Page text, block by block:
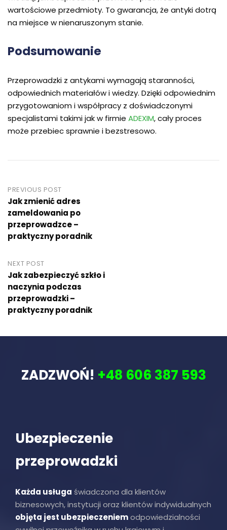
wartościowe przedmioty. To gwarancja, że antyki dotrą
na miejsce w nienaruszonym stanie.
Podsumowanie
Przeprowadzki z antykami wymagają staranności,
odpowiednich materiałów i wiedzy. Dzięki odpowiednim
przygotowaniom i współpracy z doświadczonymi
specjalistami takimi jak w firmie ADEXIM, cały proces
może przebiec sprawnie i bezstresowo.
Post
navigation
PREVIOUS POST
Jak zmienić adres
zameldowania po
przeprowadzce –
praktyczny poradnik
NEXT POST
Jak zabezpieczyć szkło i
naczynia podczas
przeprowadzki –
praktyczny poradnik
ZADZWOŃ! +48 606 387 593
Ubezpieczenie
przeprowadzki
Każda usługa świadczona dla klientów
biznesowych, instytucji oraz klientów indywidualnych
objęta jest ubezpieczeniemodpowiedzialności